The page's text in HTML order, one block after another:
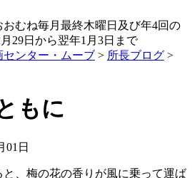
むね毎月最終木曜日及び年4回の
29日から翌年1月3日まで
ンター・ムーブ > 所長ブログ >
もに
01日
、梅の花の香りが風に乗って運ば